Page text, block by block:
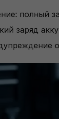
полный
заряд
о